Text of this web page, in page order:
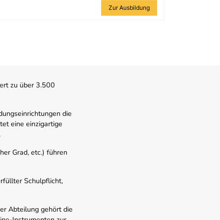
Zur Ausbildung
zu über 3.500
die
eine einzigartige
Grad, etc.) führen
Schulpflicht,
Abteilung gehört die